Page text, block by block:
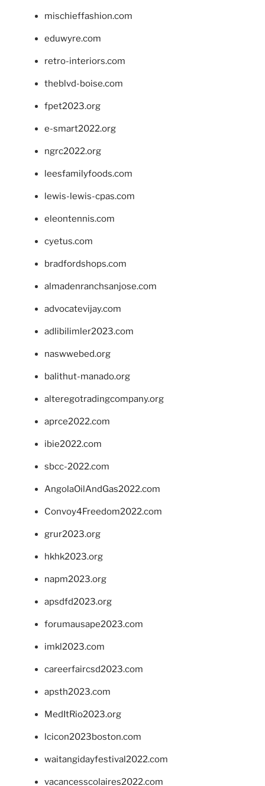
mischieffashion.com
eduwyre.com
retro-interiors.com
theblvd-boise.com
fpet2023.org
e-smart2022.org
ngrc2022.org
leesfamilyfoods.com
lewis-lewis-cpas.com
eleontennis.com
cyetus.com
bradfordshops.com
almadenranchsanjose.com
advocatevijay.com
adlibilimler2023.com
naswwebed.org
balithut-manado.org
alteregotradingcompany.org
aprce2022.com
ibie2022.com
sbcc-2022.com
AngolaOilAndGas2022.com
Convoy4Freedom2022.com
grur2023.org
hkhk2023.org
napm2023.org
apsdfd2023.org
forumausape2023.com
imkl2023.com
careerfaircsd2023.com
apsth2023.com
MedItRio2023.org
lcicon2023boston.com
waitangidayfestival2022.com
vacancesscolaires2022.com